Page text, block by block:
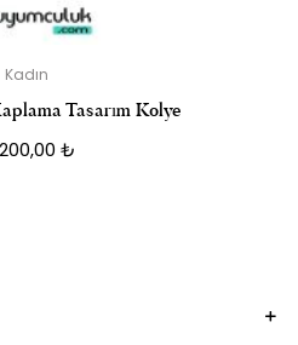
Kadın
Tasarım Kolye
₺